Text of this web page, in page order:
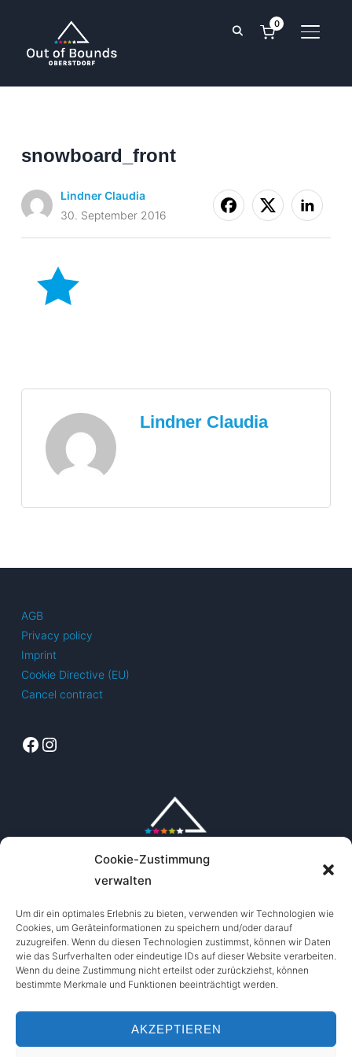
Cookie-Zustimmung
verwalten
Um dir ein optimales Erlebnis zu bieten, verwenden wir Technologien wie
Cookies, um Geräteinformationen zu speichern und/oder darauf
zuzugreifen. Wenn du diesen Technologien zustimmst, können wir Daten
wie das Surfverhalten oder eindeutige IDs auf dieser Website verarbeiten.
Wenn du deine Zustimmung nicht erteilst oder zurückziehst, können
bestimmte Merkmale und Funktionen beeinträchtigt werden.
AKZEPTIEREN
0
snowboard_front
Lindner Claudia
30. September 2016
Lindner Claudia
AGB
Privacy policy
Imprint
Cookie Directive (EU)
Cancel contract
Facebook
Instagram